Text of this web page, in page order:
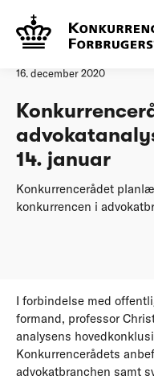
Forside
16. december 2020
14. januar
Konkurrencerådet
konkurrencen i
I forbindelse med
formand, professor
analysens
Konkurrencerådets
advokatbranchen samt